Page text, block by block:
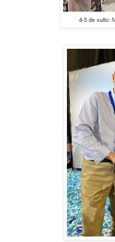
4-5 de xullo: